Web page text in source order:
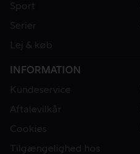
Sport
Serier
Lej & køb
INFORMATION
Kundeservice
Aftalevilkår
Cookies
Tilgængelighed hos